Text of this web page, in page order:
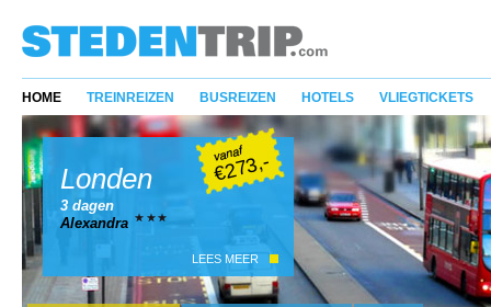
HOME TREINREIZEN BUSREIZEN HOTELS VLIEGTICKETS
€273,-
Londen
3 dagen
Alexandra
LEES MEER